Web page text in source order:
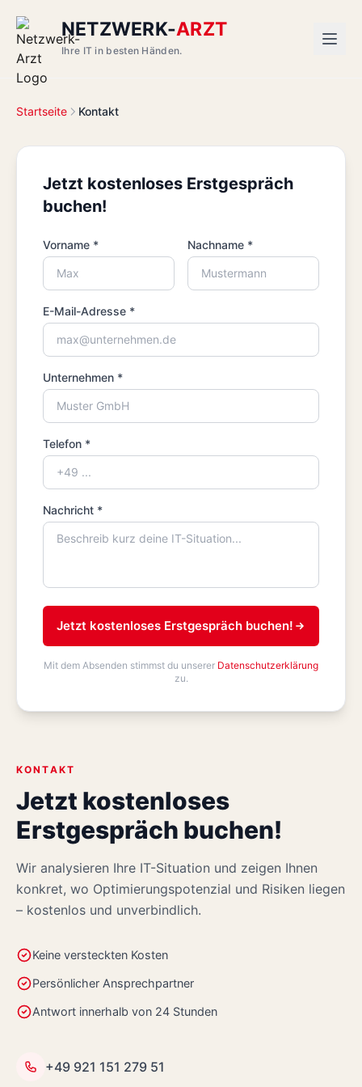
NETZWERK-ARZT
Ihre IT in besten Händen.
Startseite Kontakt
KONTAKT
Jetzt kostenloses
Erstgespräch buchen!
Wir analysieren Ihre IT-Situation und zeigen Ihnen
konkret, wo Optimierungspotenzial und Risiken liegen
– kostenlos und unverbindlich.
Keine versteckten Kosten
Persönlicher Ansprechpartner
Antwort innerhalb von 24 Stunden
+49 921 151 279 51
Jetzt kostenloses Erstgespräch
buchen!
Vorname * Nachname *
E-Mail-Adresse *
Unternehmen *
Telefon *
Nachricht *
Jetzt kostenloses Erstgespräch buchen!
Mit dem Absenden stimmst du unserer Datenschutzerklärung
zu.